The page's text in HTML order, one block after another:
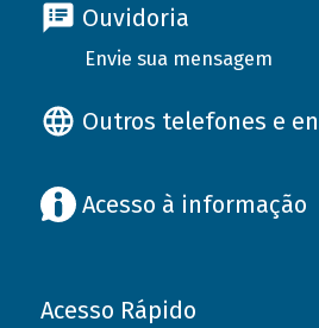
Ouvidoria
Envie sua mensagem
Outros telefones e
Acesso à informação
Acesso Rápido